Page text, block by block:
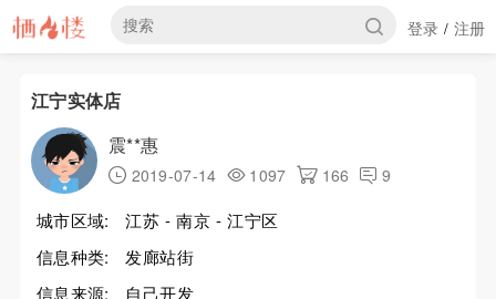
登录 / 注册
江宁实体店
震**惠
2019-07-14 1097 166 9
城市区域:
江苏 - 南京 - 江宁区
信息种类:
发廊站街
信息来源:
自己开发